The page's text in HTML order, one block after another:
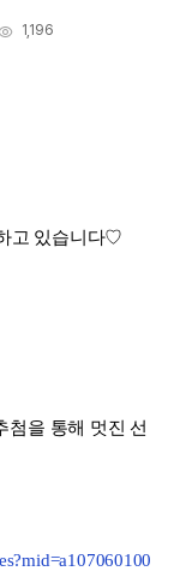
조회수
1,196
고 있습니다♡
첨을 통해 멋진 선